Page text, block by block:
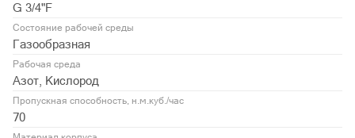
G 3/4"F
Состояние рабочей среды
Газообразная
Рабочая среда
Азот, Кислород
Пропускная способность, н.м.куб./час
70